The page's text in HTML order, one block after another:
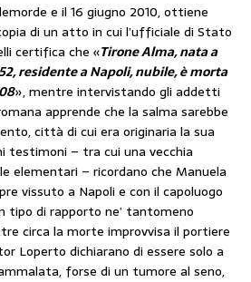
e il 16 giugno 2010, ottiene
di un atto in cui l’ufficiale di Stato
certifica che «Tirone Alma, nata a
residente a Napoli, nubile, è morta
», mentre intervistando gli addetti
apprende che la salma sarebbe
città di cui era originaria la sua
testimoni – tra cui una vecchia
elementari – ricordano che Manuela
vissuto a Napoli e con il capoluogo
tipo di rapporto ne’ tantomeno
circa la morte improvvisa il portiere
Loperto dichiarano di essere solo a
forse di un tumore al seno,